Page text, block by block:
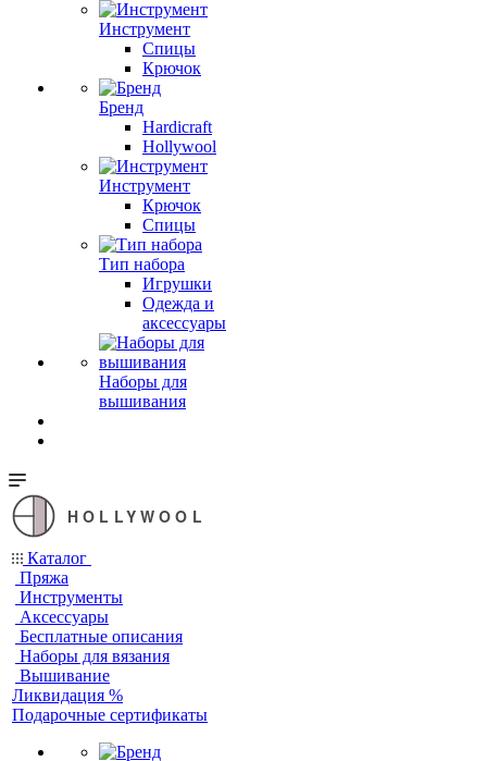
Инструмент
Спицы
Крючок
Бренд
Hardicraft
Hollywool
Инструмент
Крючок
Спицы
Тип набора
Игрушки
Одежда и
аксессуары
Наборы для
вышивания
HOLLYWOOL
Каталог
Пряжа
Инструменты
Аксессуары
Бесплатные описания
Наборы для вязания
Вышивание
Ликвидация %
Подарочные сертификаты